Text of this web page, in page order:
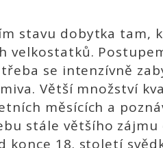
stavu dobytka tam,
velkostatků.
se intenzívně
Větší množství
měsících a
stále většího zájmu
18. století